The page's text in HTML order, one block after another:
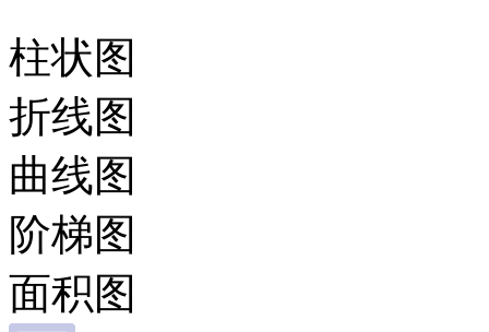
柱状图
折线图
曲线图
阶梯图
面积图